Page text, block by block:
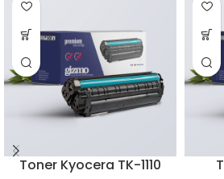
Toner Kyocera TK-1110